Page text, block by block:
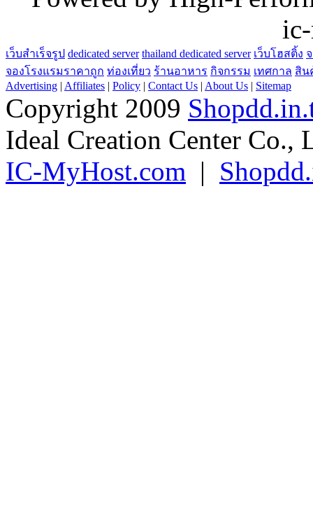
"Powered by High-
เว็บสำเร็จรูป dedicated server thailand dedicated server เว็บโฮสติ้ง
จองโรงแรมราคาถูก ท่องเที่ยว ร้านอาหาร กิจกรรม เทศกาล
Advertising|Affiliates|Policy|Contact Us| About Us| Sitemap
Copyright 2009
Ideal Creation Center Co.,
IC-MyHost.com |